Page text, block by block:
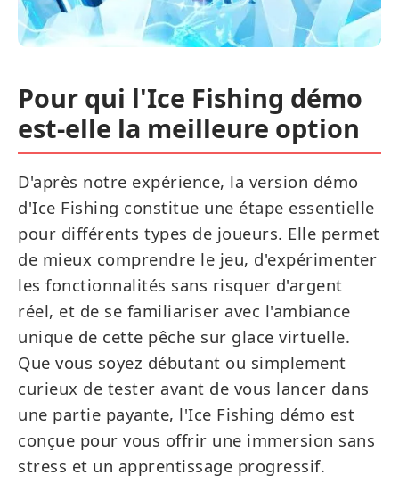
Pour qui l'Ice Fishing démo
est-elle la meilleure option
D'après notre expérience, la version démo
d'Ice Fishing constitue une étape essentielle
pour différents types de joueurs. Elle permet
de mieux comprendre le jeu, d'expérimenter
les fonctionnalités sans risquer d'argent
réel, et de se familiariser avec l'ambiance
unique de cette pêche sur glace virtuelle.
Que vous soyez débutant ou simplement
curieux de tester avant de vous lancer dans
une partie payante, l'Ice Fishing démo est
conçue pour vous offrir une immersion sans
stress et un apprentissage progressif.